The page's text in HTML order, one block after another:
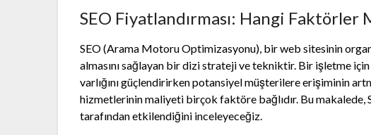
SEO Fiyatlandırması: Hangi
SEO (Arama Motoru Optimizasyonu), bir web sitesinin
almasını sağlayan bir dizi strateji ve tekniktir. Bir işletme
varlığını güçlendirirken potansiyel müşterilere erişiminin
hizmetlerinin maliyeti birçok faktöre bağlıdır. Bu makalede,
tarafından etkilendiğini inceleyeceğiz.